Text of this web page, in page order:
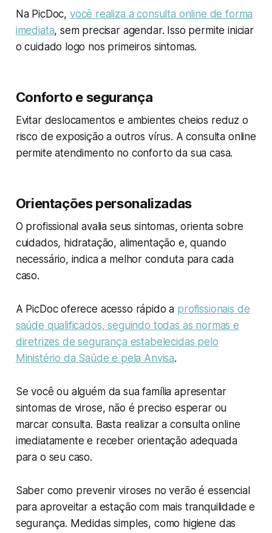
Na PicDoc, você realiza a consulta online de forma
imediata, sem precisar agendar. Isso permite iniciar
o cuidado logo nos primeiros sintomas.
Conforto e segurança
Evitar deslocamentos e ambientes cheios reduz o
risco de exposição a outros vírus. A consulta online
permite atendimento no conforto da sua casa.
Orientações personalizadas
O profissional avalia seus sintomas, orienta sobre
cuidados, hidratação, alimentação e, quando
necessário, indica a melhor conduta para cada
caso.
A PicDoc oferece acesso rápido a profissionais de
saúde qualificados, seguindo todas as normas e
diretrizes de segurança estabelecidas pelo
Ministério da Saúde e pela Anvisa.
Se você ou alguém da sua família apresentar
sintomas de virose, não é preciso esperar ou
marcar consulta. Basta realizar a consulta online
imediatamente e receber orientação adequada
para o seu caso.
Saber como prevenir viroses no verão é essencial
para aproveitar a estação com mais tranquilidade e
segurança. Medidas simples, como higiene das